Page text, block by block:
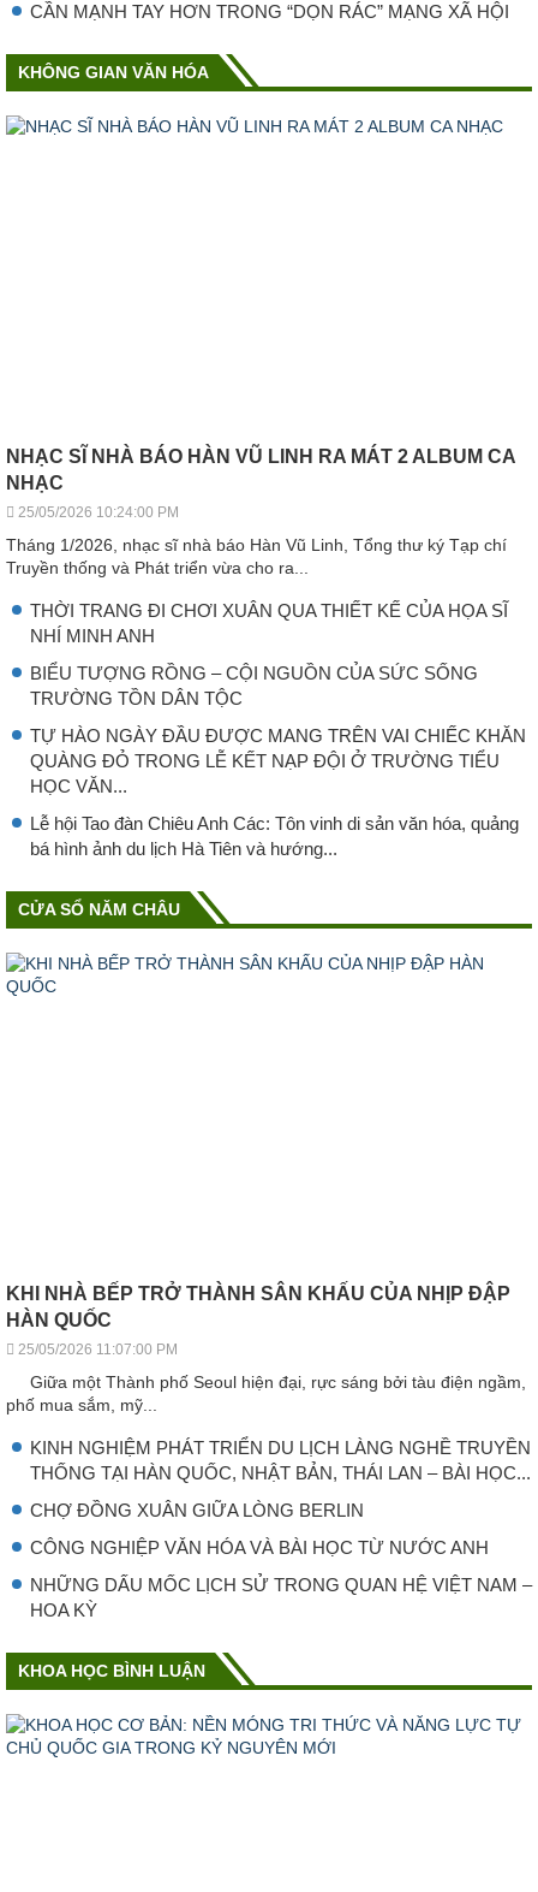
CẦN MẠNH TAY HƠN TRONG “DỌN RÁC” MẠNG XÃ HỘI
KHÔNG GIAN VĂN HÓA
NHẠC SĨ NHÀ BÁO HÀN VŨ LINH RA MÁT 2 ALBUM CA
NHẠC
25/05/2026 10:24:00 PM
Tháng 1/2026, nhạc sĩ nhà báo Hàn Vũ Linh, Tổng thư ký Tạp chí
Truyền thống và Phát triển vừa cho ra...
THỜI TRANG ĐI CHƠI XUÂN QUA THIẾT KẾ CỦA HỌA SĨ
NHÍ MINH ANH
BIỂU TƯỢNG RỒNG – CỘI NGUỒN CỦA SỨC SỐNG
TRƯỜNG TỒN DÂN TỘC
TỰ HÀO NGÀY ĐẦU ĐƯỢC MANG TRÊN VAI CHIẾC KHĂN
QUÀNG ĐỎ TRONG LỄ KẾT NẠP ĐỘI Ở TRƯỜNG TIỂU
HỌC VĂN...
Lễ hội Tao đàn Chiêu Anh Các: Tôn vinh di sản văn hóa, quảng
bá hình ảnh du lịch Hà Tiên và hướng...
CỬA SỔ NĂM CHÂU
KHI NHÀ BẾP TRỞ THÀNH SÂN KHẤU CỦA NHỊP ĐẬP
HÀN QUỐC
25/05/2026 11:07:00 PM
Giữa một Thành phố Seoul hiện đại, rực sáng bởi tàu điện ngầm,
phố mua sắm, mỹ...
KINH NGHIỆM PHÁT TRIỂN DU LỊCH LÀNG NGHỀ TRUYỀN
THỐNG TẠI HÀN QUỐC, NHẬT BẢN, THÁI LAN – BÀI HỌC...
CHỢ ĐỒNG XUÂN GIỮA LÒNG BERLIN
CÔNG NGHIỆP VǍN HÓA VÀ BÀI HỌC TỪ NƯỚC ANH
NHỮNG DẤU MỐC LỊCH SỬ TRONG QUAN HỆ VIỆT NAM –
HOA KỲ
KHOA HỌC BÌNH LUẬN